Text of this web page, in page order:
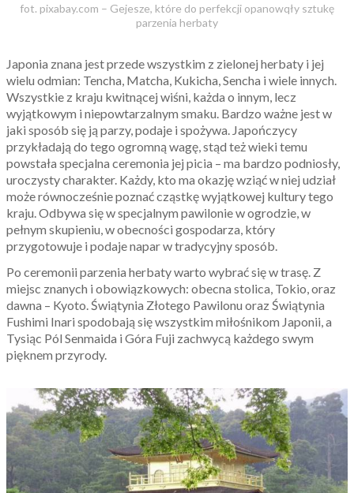
fot. pixabay.com – Gejesze, które do perfekcji opanowqły sztukę
parzenia herbaty
Japonia znana jest przede wszystkim z zielonej herbaty i jej
wielu odmian: Tencha, Matcha, Kukicha, Sencha i wiele innych.
Wszystkie z kraju kwitnącej wiśni, każda o innym, lecz
wyjątkowym i niepowtarzalnym smaku. Bardzo ważne jest w
jaki sposób się ją parzy, podaje i spożywa. Japończycy
przykładają do tego ogromną wagę, stąd też wieki temu
powstała specjalna ceremonia jej picia – ma bardzo podniosły,
uroczysty charakter. Każdy, kto ma okazję wziąć w niej udział
może równocześnie poznać cząstkę wyjątkowej kultury tego
kraju. Odbywa się w specjalnym pawilonie w ogrodzie, w
pełnym skupieniu, w obecności gospodarza, który
przygotowuje i podaje napar w tradycyjny sposób.
Po ceremonii parzenia herbaty warto wybrać się w trasę. Z
miejsc znanych i obowiązkowych: obecna stolica, Tokio, oraz
dawna – Kyoto. Świątynia Złotego Pawilonu oraz Świątynia
Fushimi Inari spodobają się wszystkim miłośnikom Japonii, a
Tysiąc Pól Senmaida i Góra Fuji zachwycą każdego swym
pięknem przyrody.